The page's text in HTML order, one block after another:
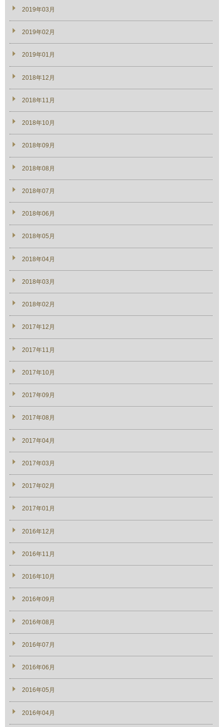
2019年03月
2019年02月
2019年01月
2018年12月
2018年11月
2018年10月
2018年09月
2018年08月
2018年07月
2018年06月
2018年05月
2018年04月
2018年03月
2018年02月
2017年12月
2017年11月
2017年10月
2017年09月
2017年08月
2017年04月
2017年03月
2017年02月
2017年01月
2016年12月
2016年11月
2016年10月
2016年09月
2016年08月
2016年07月
2016年06月
2016年05月
2016年04月